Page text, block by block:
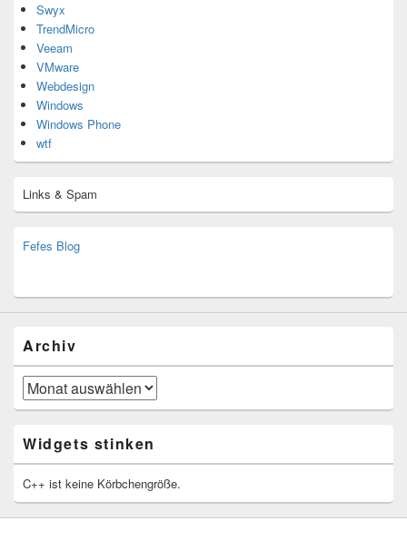
Swyx
TrendMicro
Veeam
VMware
Webdesign
Windows
Windows Phone
wtf
Links & Spam
Fefes Blog
Archiv
Archiv
Widgets stinken
C++ ist keine Körbchengröße.